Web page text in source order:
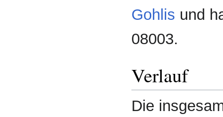
Gohlis und
08003.
Verlauf
Die